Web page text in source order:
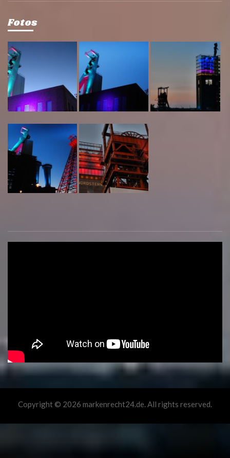
Fotos
Copyright © 2026 markenrecht24.de. All rights reserved.